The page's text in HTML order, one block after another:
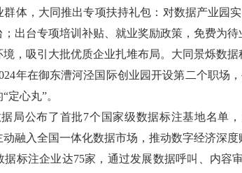
体，大同推出专项扶持礼包：对数据产业园
出台专项培训补贴、就业奖励政策，免费为待
境，吸引大批优质企业扎堆布局。大同景烁数
年在御东漕河泾国际创业园开设第二个职场
定心丸”。
据局公布了首批7个国家级数据标注基地名单
融入全国一体化数据市场，推动数字经济深度
据标注企业达75家，通过发展数据呼叫、内